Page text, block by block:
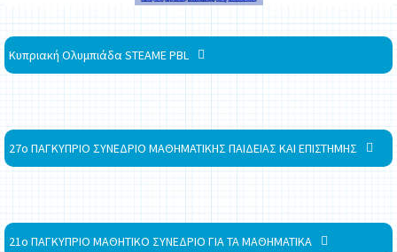
Κυπριακή Ολυμπιάδα STEAME PBL
27ο ΠΑΓΚΥΠΡΙΟ ΣΥΝΕΔΡΙΟ ΜΑΘΗΜΑΤΙΚΗΣ ΠΑΙΔΕΙΑΣ ΚΑΙ ΕΠΙΣΤΗΜΗΣ
21ο ΠΑΓΚΥΠΡΙΟ ΜΑΘΗΤΙΚΟ ΣΥΝΕΔΡΙΟ ΓΙΑ ΤΑ ΜΑΘΗΜΑΤΙΚΑ